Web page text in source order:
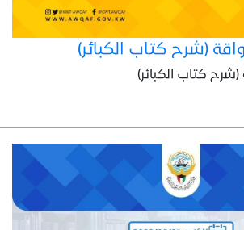
(شرح كتاب الكبائر)
كتاب الكبائر)